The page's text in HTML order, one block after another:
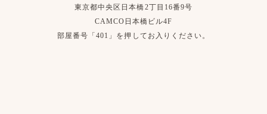
東京都中央区日本橋2丁目16番9号
CAMCO日本橋ビル4F
部屋番号「401」を押してお入りください。